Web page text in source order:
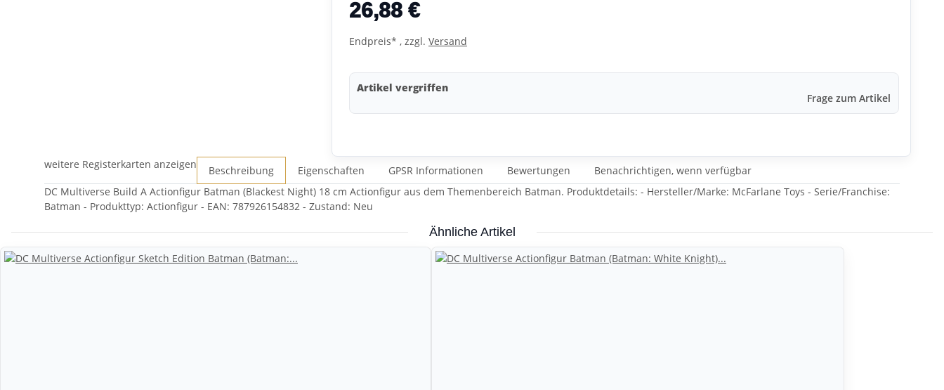
26,88 €
Endpreis* , zzgl. Versand
Artikel vergriffen
Frage zum Artikel
weitere Registerkarten anzeigen Beschreibung Eigenschaften GPSR Informationen Bewertungen
Benachrichtigen, wenn verfügbar
DC Multiverse Build A Actionfigur Batman (Blackest Night) 18 cm Actionfigur aus dem Themenbereich Batman. Produktdetails: - Hersteller/Marke: McFarlane Toys - Serie/Franchise:
Batman - Produkttyp: Actionfigur - EAN: 787926154832 - Zustand: Neu
Ähnliche Artikel